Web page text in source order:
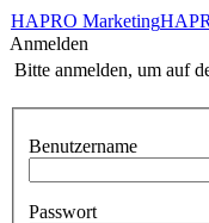
HAPRO Marketing
Anmelden
Bitte anmelden, um auf
Benutzername
Passwort